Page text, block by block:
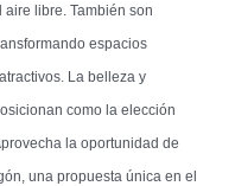
libre. También son
espacios
La belleza y
como la elección
la oportunidad de
una propuesta única en el